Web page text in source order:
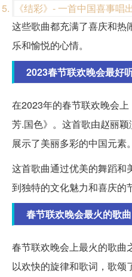
《结彩》- 一首中国喜事唱
这些歌曲都充满了喜庆和热
乐和愉悦的心情。
2023春节联欢晚会最好
在2023年的春节联欢晚会
芳.国色》。这首歌由赵丽
展示了美丽多彩的中国元素。
这首歌曲通过优美的舞蹈和
到独特的文化魅力和喜庆的
春节联欢晚会最火的歌曲
春节联欢晚会上最火的歌曲
以欢快的旋律和歌词，歌颂